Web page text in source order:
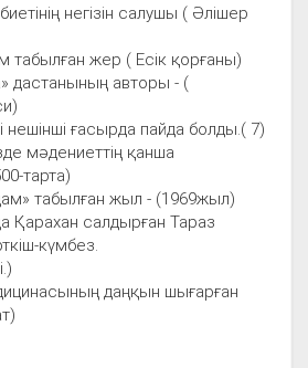
негізін салушы ( Әлішер
табылған жер ( Есік қорғаны)
дастанының авторы - (
нешінші ғасырда пайда болды.( 7)
мәдениеттің қанша
тарта)
табылған жыл - (1969жыл)
Қарахан салдырған Тараз
күмбез.
даңқын шығарған